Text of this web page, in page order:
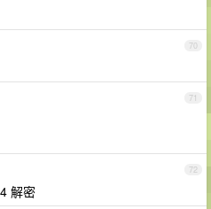
70
71
72
解密